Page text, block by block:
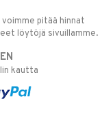
pitää hinnat
löytöjä sivuillamme.
kautta